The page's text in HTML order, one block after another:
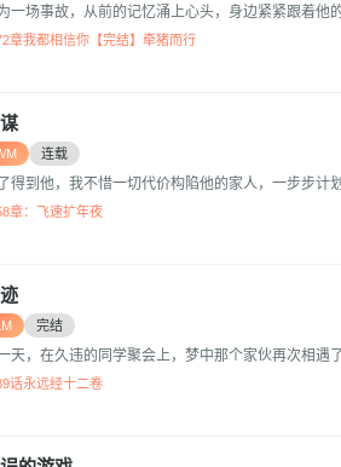
一场事故，从前的记忆涌上心头，身边紧紧跟着他
章我都相信你【完结】牵猪而行
连载
得到他，我不惜一切代价构陷他的家人，一步步计
章：飞速扩年夜
完结
天，在久违的同学聚会上，梦中那个家伙再次相遇
话永远经十二卷